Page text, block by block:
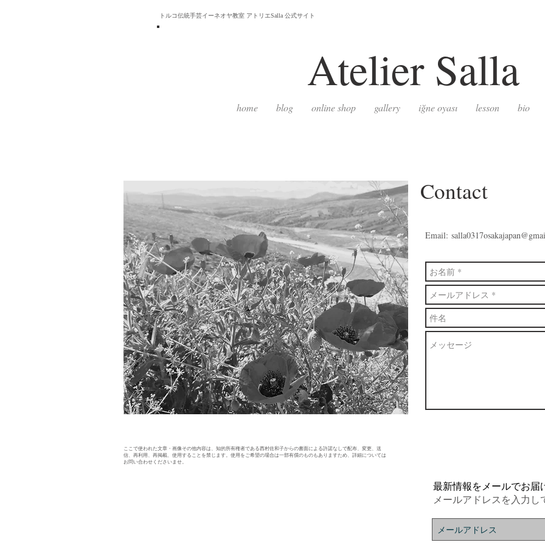
トルコ伝統手芸イーネオヤ教室 アトリエSalla 公式サイト
AtelierSalla
home blog online shop gallery iğne oyası lesson bio
ここで使われた文章・画像その他内容は、知的所有権者である西村佐和子からの書面による許諾なしで配布、変更、送
信、再利用、再掲載、使用することを禁じます。使用をご希望の場合は一部有償のものもありますため、詳細については
お問い合わせくださいませ。
Contact
Email:
最新情報をメールでお届
メールアドレスを入力し